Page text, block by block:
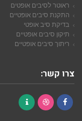
ראוטר לסיבים אופטים
התקנת סיבים אופטיים
בדיקת סיב אופטי
תיקון סיבים אופטיים
ריתוך סיבים אופטיים
צרו קשר: